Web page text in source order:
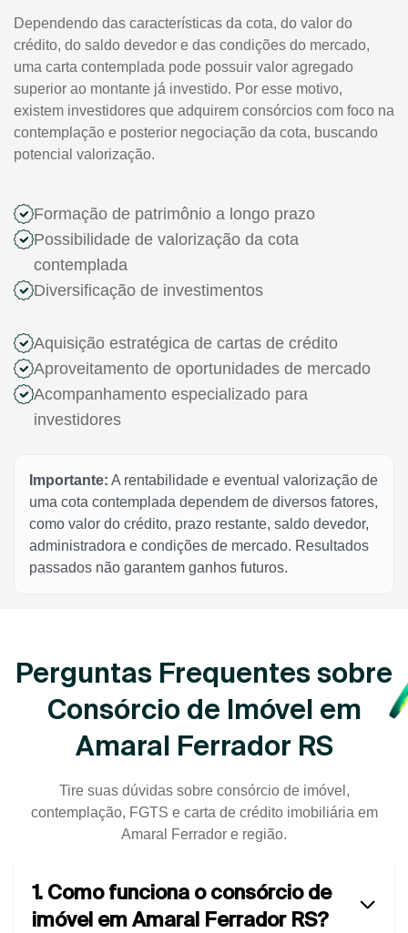
Dependendo das características da cota, do valor do
crédito, do saldo devedor e das condições do mercado,
uma carta contemplada pode possuir valor agregado
superior ao montante já investido. Por esse motivo,
existem investidores que adquirem consórcios com foco na
contemplação e posterior negociação da cota, buscando
potencial valorização.
Formação de patrimônio a longo prazo
Possibilidade de valorização da cota
contemplada
Diversificação de investimentos
Aquisição estratégica de cartas de crédito
Aproveitamento de oportunidades de mercado
Acompanhamento especializado para
investidores
Importante: A rentabilidade e eventual valorização de
uma cota contemplada dependem de diversos fatores,
como valor do crédito, prazo restante, saldo devedor,
administradora e condições de mercado. Resultados
passados não garantem ganhos futuros.
Perguntas Frequentes sobre
Consórcio de Imóvel em
Amaral Ferrador RS
Tire suas dúvidas sobre consórcio de imóvel,
contemplação, FGTS e carta de crédito imobiliária em
Amaral Ferrador e região.
1. Como funciona o consórcio de
imóvel em Amaral Ferrador RS?